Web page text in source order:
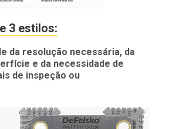
3 estilos:
da resolução necessária, da
e da necessidade de
de inspeção ou